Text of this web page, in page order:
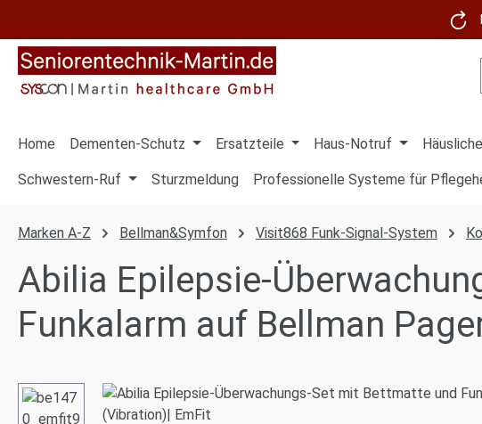
Home Dementen-Schutz Ersatzteile Haus-Notruf
Schwestern-Ruf Sturzmeldung Professionelle Systeme für
Marken A-Z Bellman&Symfon Visit868 Funk-Signal-System
Abilia Epilepsie-
Funkalarm auf Bellman
Bildergalerie überspringen